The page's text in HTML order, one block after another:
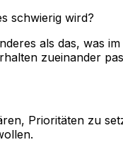
schwierig wird?
als das, was im
zueinander
Prioritäten zu